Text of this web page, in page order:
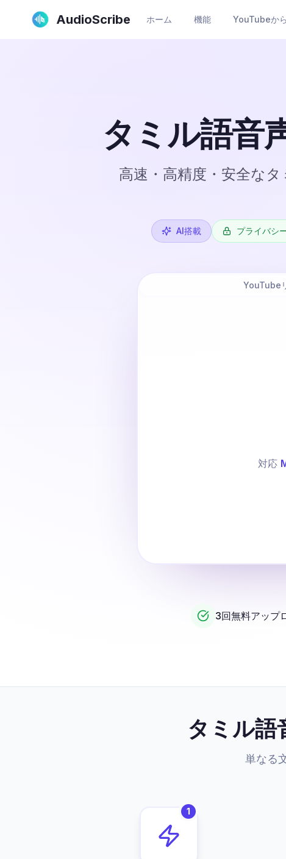
AudioScribe ホーム 機能 YouTubeか
タミル語音
高速・高精度・安全な
AI搭載 プライバシ
YouTube
対応
3回無料アップ
タミル語
単なる
1